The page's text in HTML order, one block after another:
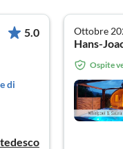
5.0
di
Ottobre
Ospite